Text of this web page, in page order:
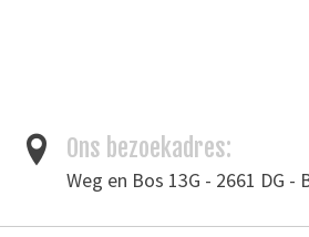
Ons bezoekadres:
Weg en Bos 13G - 2661 DG -